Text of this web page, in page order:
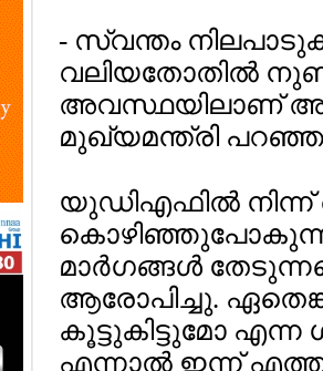
- സ്വന്തം
വലിയതോതില്‍
അവസ്ഥയിലാണ്
മുഖ്യമന്ത്രി
യുഡിഎഫില്‍ നിന്ന്
മാര്‍ഗങ്ങള്‍
ആരോപിച്ചു.
കൂട്ടുകിട്ടുമോ
എന്നാല്‍ ഇന്ന്